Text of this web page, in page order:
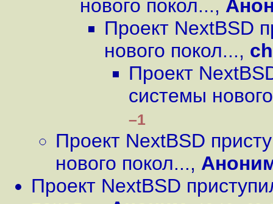
нового покол...,
Проект NextBSD
нового покол...,
Проект
системы
–1
Проект NextBSD
нового покол...,
Проект NextBSD